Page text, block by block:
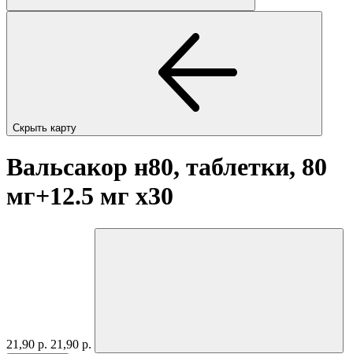
Скрыть карту
Вальсакор н80, таблетки, 80
мг+12.5 мг x30
21,90 р. 21,90 р.